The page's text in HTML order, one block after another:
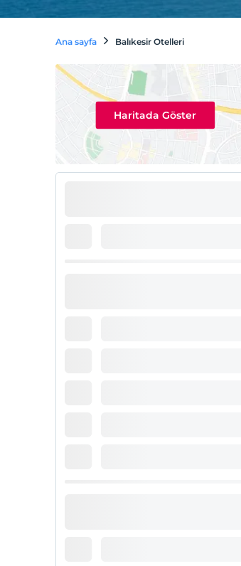
Ana sayfa Balıkesir Otelleri
Haritada Göster